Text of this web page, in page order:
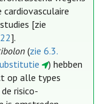
cardiovasculaire
[zie
].
(zie 6.3.
) hebben
op alle types
risico-